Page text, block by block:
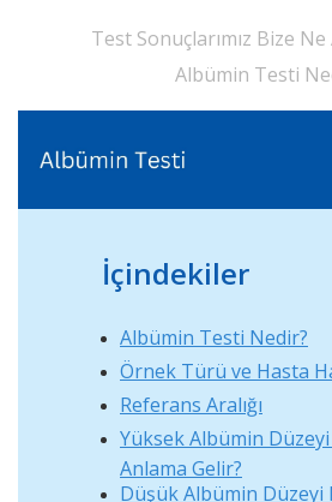
Test Sonuçlarımız Bize
Albümin Testi
İçindekiler
Albümin Testi Nedir?
Örnek Türü ve Hasta
Referans Aralığı
Yüksek Albümin
Anlama Gelir?
Düşük Albümin Düzeyi